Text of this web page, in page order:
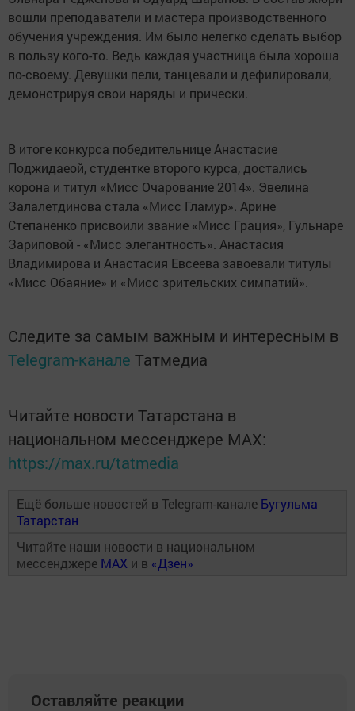
вошли преподаватели и мастера производственного
обучения учреждения. Им было нелегко сделать выбор
в пользу кого-то. Ведь каждая участница была хороша
по-своему. Девушки пели, танцевали и дефилировали,
демонстрируя свои наряды и прически.
В итоге конкурса победительнице Анастасие
Поджидаеой, студентке второго курса, достались
корона и титул «Мисс Очарование 2014». Эвелина
Залалетдинова стала «Мисс Гламур». Арине
Степаненко присвоили звание «Мисс Грация», Гульнаре
Зариповой - «Мисс элегантность». Анастасия
Владимирова и Анастасия Евсеева завоевали титулы
«Мисс Обаяние» и «Мисс зрительских симпатий».
Следите за самым важным и интересным в
Telegram-канале Татмедиа
Читайте новости Татарстана в
национальном мессенджере MАХ:
https://max.ru/tatmedia
Ещё больше новостей в Telegram-канале Бугульма
Татарстан
Читайте наши новости в национальном
мессенджере MAX и в «Дзен»
Оставляйте реакции